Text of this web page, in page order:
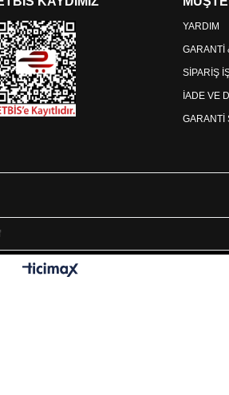
YARDIM
GARANTİ
SİPARİŞ
İADE VE
GARANTİ